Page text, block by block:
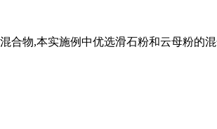
物,本实施例中优选滑石粉和云母粉的